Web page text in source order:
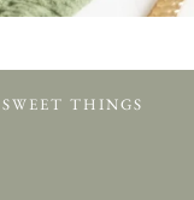
THINGS